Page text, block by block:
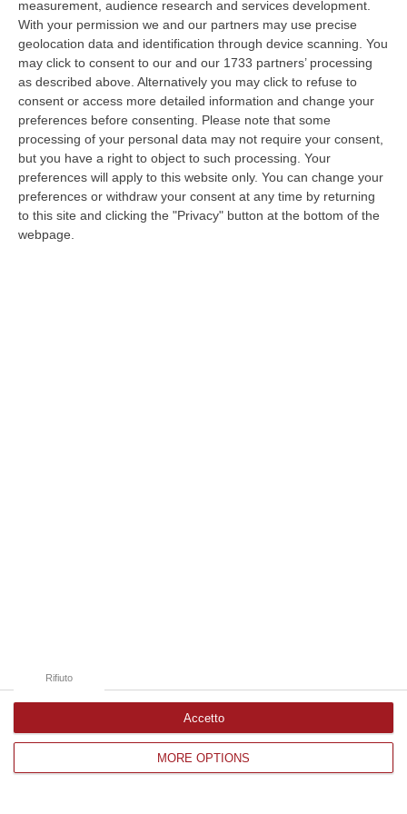
measurement, audience research and services development.
With your permission we and our partners may use precise
geolocation data and identification through device scanning. You
may click to consent to our and our 1733 partners’ processing
as described above. Alternatively you may click to refuse to
consent or access more detailed information and change your
preferences before consenting.
Please note that some
processing of your personal data may not require your consent,
but you have a right to object to such processing. Your
preferences will apply to this website only. You can change your
preferences or withdraw your consent at any time by returning
to this site and clicking the "Privacy" button at the bottom of the
webpage.
MORE OPTIONS
Rifiuto
Accetto
Trappole Vietate Per Catturare Fauna Selvatica, Ritirati A Un
“cacciatore” Di Fabrizia Cinque Fucili E 233 Munizioni
“FABRIZIA Nell’attività di contrasto al bracconaggio, i Carabinieri della
Stazione di Fabrizia, con il supporto dello Squadrone Eliportato “…
07 Agosto, 15:04
«No Alla Cancellazione Della Legge Sulla Fusione Dei Comuni,
Prima Si Ascoltino I Sindaci»
“REGGIO CALABRIA «Non si può sostenere che in Calabria ci siano troppi
Comuni e che sia necessario favorire fusioni e gestione associata dei…
07 Agosto, 15:03
Corriere delle Calabria è una testata giornalistica di News&Com S.r.l